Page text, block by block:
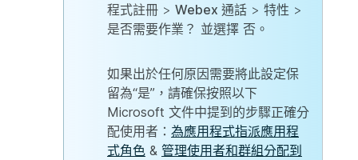
程式註冊 > Webex 通話 > 特性 >
是否需要作業？ 並選擇 否 。
如果出於任何原因需要將此設定保
留為“是”，請確保按照以下
Microsoft 文件中提到的步驟正確分
配使用者： 為應用程式指派應用程
式角色 & 管理使用者和群組分配到